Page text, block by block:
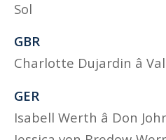
Sol
GBR
Charlotte Dujardin â
GER
Isabell Werth â Don